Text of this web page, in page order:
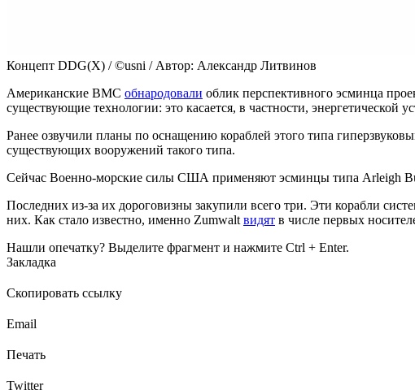
Концепт DDG(X) / ©usni / Автор: Александр Литвинов
Американские ВМС обнародовали облик перспективного эсминца
существующие технологии: это касается, в частности, энергетической
Ранее озвучили планы по оснащению кораблей этого типа
существующих вооружений такого типа.
Сейчас Военно-морские силы США применяют эсминцы типа Arleigh
Последних из-за их дороговизны закупили всего три. Эти корабли
них. Как стало известно, именно Zumwaltвидят в числе первых
Нашли опечатку? Выделите фрагмент и нажмите Ctrl + Enter.
Закладка
Скопировать ссылку
Email
Печать
Twitter